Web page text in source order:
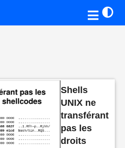
Shells
UNIX ne
transférant
pas les
droits